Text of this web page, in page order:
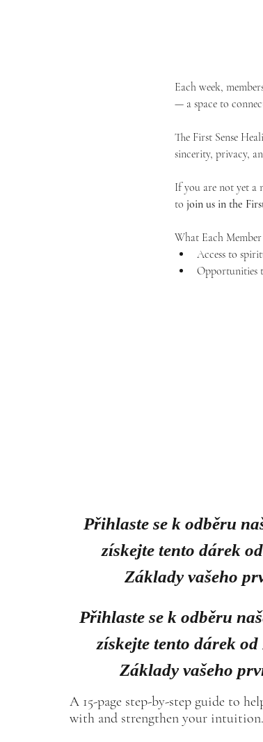
Each week,
— a space to
The First Sense
sincerity, privacy,
If you are not yet a
to join us in the
What Each Member
Access to
Opportunities
Přihlaste se k odběru
získejte tento dárek
Základy vašeho
Přihlaste se k odběru
získejte tento dárek
Základy vašeho
A 15-page step-by-step guide to
with and strengthen your intuition.